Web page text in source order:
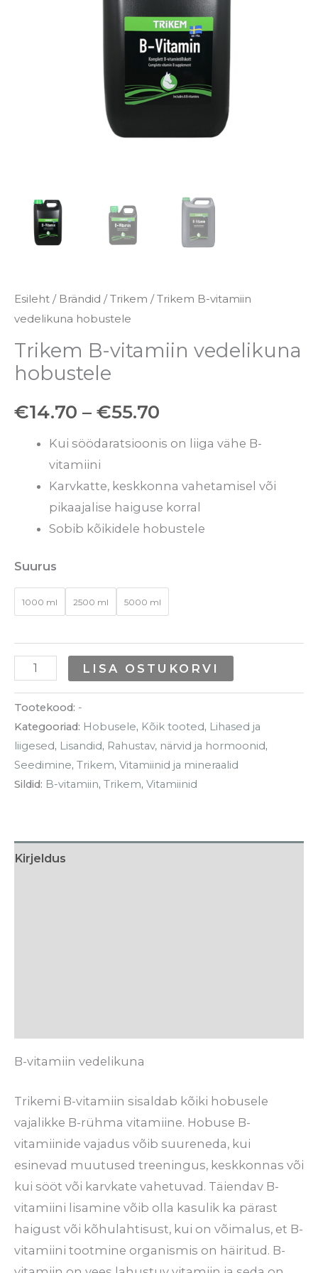
Esileht / Brändid /Trikem / Trikem B-vitamiin
vedelikuna hobustele
Trikem B-vitamiin vedelikuna
hobustele
€14.70 – €55.70
€55.70
Kui söödaratsioonis on liiga vähe B-
vitamiini
Karvkatte, keskkonna vahetamisel või
pikaajalise haiguse korral
Sobib kõikidele hobustele
Suurus
1000 ml 2500 ml 5000 ml
LISA OSTUKORVI
Tootekood: -
Kategooriad: Hobusele, Kõik tooted, Lihased ja
liigesed, Lisandid, Rahustav, närvid ja hormoonid,
Seedimine, Trikem, Vitamiinid ja mineraalid
Sildid: B-vitamiin, Trikem, Vitamiinid
Kirjeldus
B-vitamiin vedelikuna
Trikemi B-vitamiin sisaldab kõiki hobusele
vajalikke B-rühma vitamiine. Hobuse B-
vitamiinide vajadus võib suureneda, kui
esinevad muutused treeningus, keskkonnas või
kui sööt või karvkate vahetuvad. Täiendav B-
vitamiini lisamine võib olla kasulik ka pärast
haigust või kõhulahtisust, kui on võimalus, et B-
vitamiini tootmine organismis on häiritud. B-